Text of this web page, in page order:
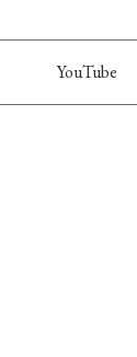
YouTube